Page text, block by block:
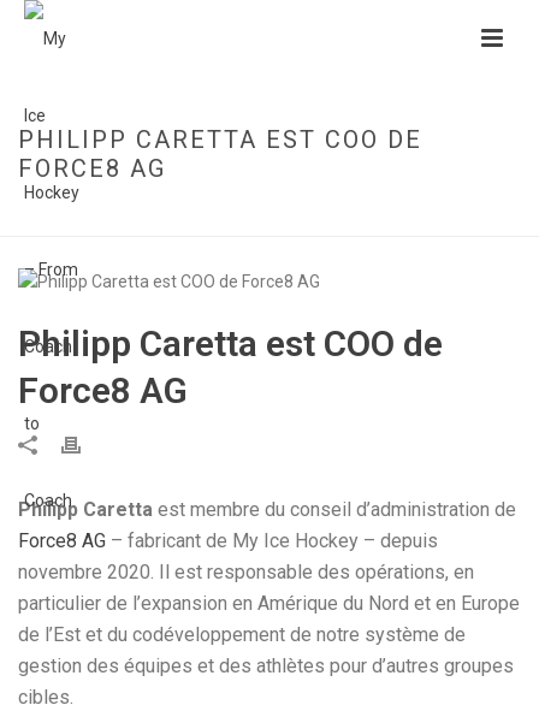
PHILIPP CARETTA EST COO DE
FORCE8 AG
Philipp Caretta est COO de
Force8 AG
Philipp Caretta est membre du conseil d’administration de
Force8 AG – fabricant de My Ice Hockey – depuis
novembre 2020. Il est responsable des opérations, en
particulier de l’expansion en Amérique du Nord et en Europe
de l’Est et du codéveloppement de notre système de
gestion des équipes et des athlètes pour d’autres groupes
cibles.